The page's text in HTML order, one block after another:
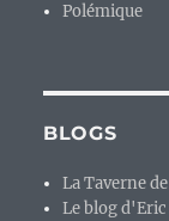
Polémique
BLOGS
La Taverne
Le blog